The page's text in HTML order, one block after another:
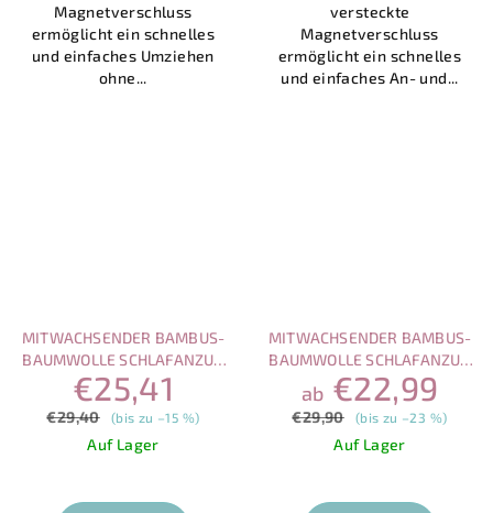
Magnetverschluss
ermöglicht ein schnelles
und einfaches Umziehen
ohne...
versteckte
Magnetverschluss
ermöglicht ein schnelles
und einfaches An- und...
MITWACHSENDER BAMBUS-
BAUMWOLLE SCHLAFANZUG
MIT MAGNETVERSCHLUSS –
BÄRENMOTIV
€25,41
€29,40 (bis zu –15 %)
Auf Lager
durchschnittliche
MITWACHSENDER BAMBUS-
BAUMWOLLE SCHLAFANZUG
MIT MAGNETVERSCHLUSS –
ELEFANTENMOTIV
ab €22,99
€29,90 (bis zu –23 %)
Auf Lager